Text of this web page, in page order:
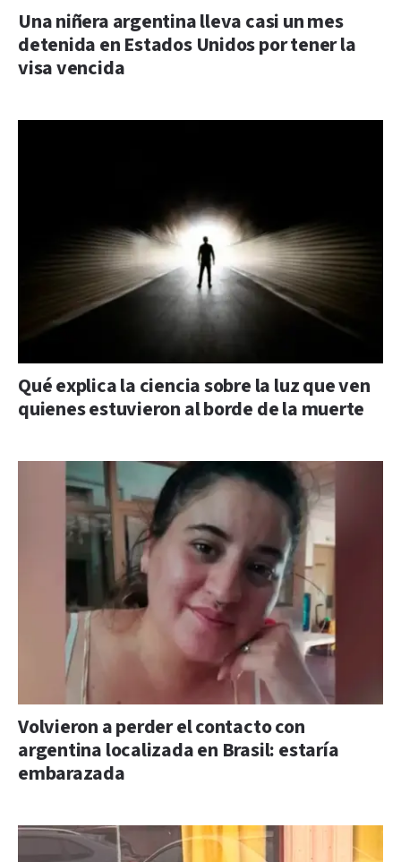
Una niñera argentina lleva casi un mes
detenida en Estados Unidos por tener la
visa vencida
Qué explica la ciencia sobre la luz que ven
quienes estuvieron al borde de la muerte
Volvieron a perder el contacto con
argentina localizada en Brasil: estaría
embarazada